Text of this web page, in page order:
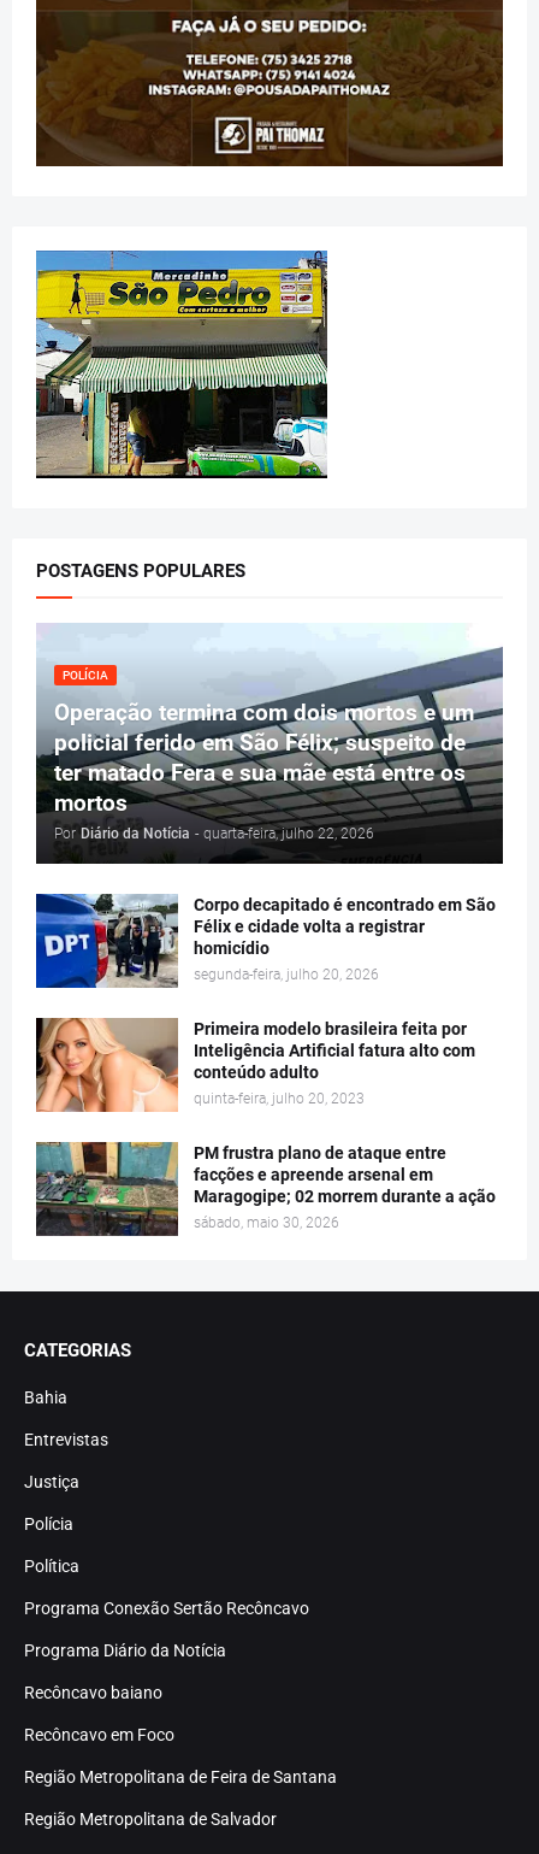
POSTAGENS POPULARES
POLÍCIA
Operação termina com dois mortos e um
policial ferido em São Félix; suspeito de
ter matado Fera e sua mãe está entre os
mortos
Por Diário da Notícia - quarta-feira, julho 22, 2026
Corpo decapitado é encontrado em São
Félix e cidade volta a registrar
homicídio
segunda-feira, julho 20, 2026
Primeira modelo brasileira feita por
Inteligência Artificial fatura alto com
conteúdo adulto
quinta-feira, julho 20, 2023
PM frustra plano de ataque entre
facções e apreende arsenal em
Maragogipe; 02 morrem durante a ação
sábado, maio 30, 2026
CATEGORIAS
Bahia
Entrevistas
Justiça
Polícia
Política
Programa Conexão Sertão Recôncavo
Programa Diário da Notícia
Recôncavo baiano
Recôncavo em Foco
Região Metropolitana de Feira de Santana
Região Metropolitana de Salvador